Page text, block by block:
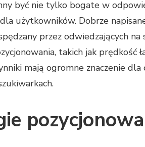
być nie tylko bogate w
użytkowników. Dobrze
przez odwiedzających
takich jak prędkość
mają ogromne znaczenie